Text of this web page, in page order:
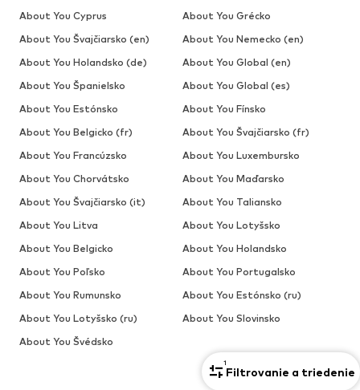
1
Filtrovanie a triedenie
About You Cyprus
About You Grécko
About You Švajčiarsko (en)
About You Nemecko (en)
About You Holandsko (de)
About You Global (en)
About You Španielsko
About You Global (es)
About You Estónsko
About You Fínsko
About You Belgicko (fr)
About You Švajčiarsko (fr)
About You Francúzsko
About You Luxembursko
About You Chorvátsko
About You Maďarsko
About You Švajčiarsko (it)
About You Taliansko
About You Litva
About You Lotyšsko
About You Belgicko
About You Holandsko
About You Poľsko
About You Portugalsko
About You Rumunsko
About You Estónsko (ru)
About You Lotyšsko (ru)
About You Slovinsko
About You Švédsko